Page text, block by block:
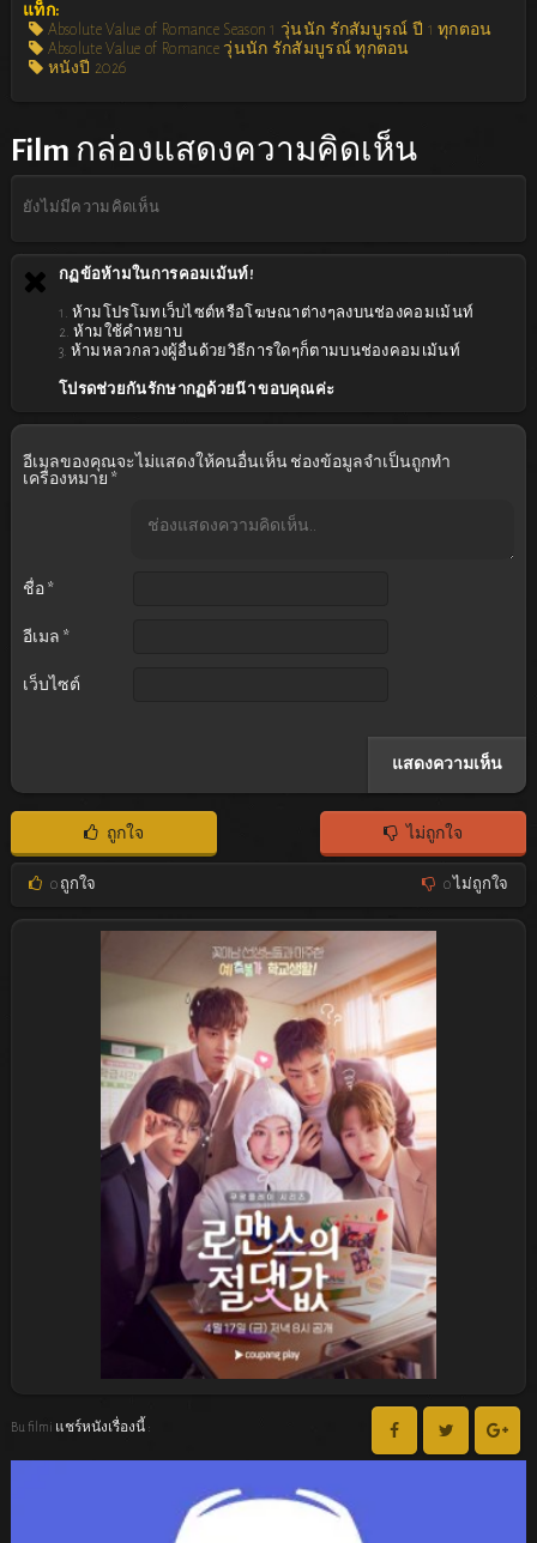
แท็ก:
Absolute Value of Romance Season 1 วุ่นนัก รักสัมบูรณ์ ปี 1 ทุกตอน
Absolute Value of Romance วุ่นนัก รักสัมบูรณ์ ทุกตอน
หนังปี 2026
Film กล่องแสดงความคิดเห็น
ยังไม่มีความคิดเห็น
กฏข้อห้ามในการคอมเม้นท์!
1. ห้ามโปรโมทเว็บไซต์หรือโฆษณาต่างๆลงบนช่องคอมเม้นท์
2. ห้ามใช้คำหยาบ
3. ห้ามหลวกลวงผู้อื่นด้วยวิธีการใดๆก็ตามบนช่องคอมเม้นท์
โปรดช่วยกันรักษากฏด้วยน๊า ขอบคุณค่ะ
อีเมลของคุณจะไม่แสดงให้คนอื่นเห็น ช่องข้อมูลจำเป็นถูกทำ
เครื่องหมาย *
ชื่อ *
อีเมล *
เว็บไซต์
ถูกใจ ไม่ถูกใจ
0ถูกใจ 0ไม่ถูกใจ
Bu filmi แชร์หนังเรื่องนี้ :